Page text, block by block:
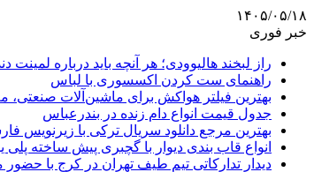
۱۴۰۵/۰۵/۱۸
خبر فوری
راز لبخند هالیوودی؛ هر آنچه باید درباره لمینت
راهنمای ست کردن اکسسوری با لباس
بهترین فیلتر هواکش برای ماشین‌آلات
جدول قیمت انواع دام زنده در بندرعباس
بهترین مرجع دانلود سریال ترکی با زیرنویس
انواع قاب بندی دیوار با گچبری پیش ساخته
دیدار تدارکاتی تیم طیف تهران در کرج با